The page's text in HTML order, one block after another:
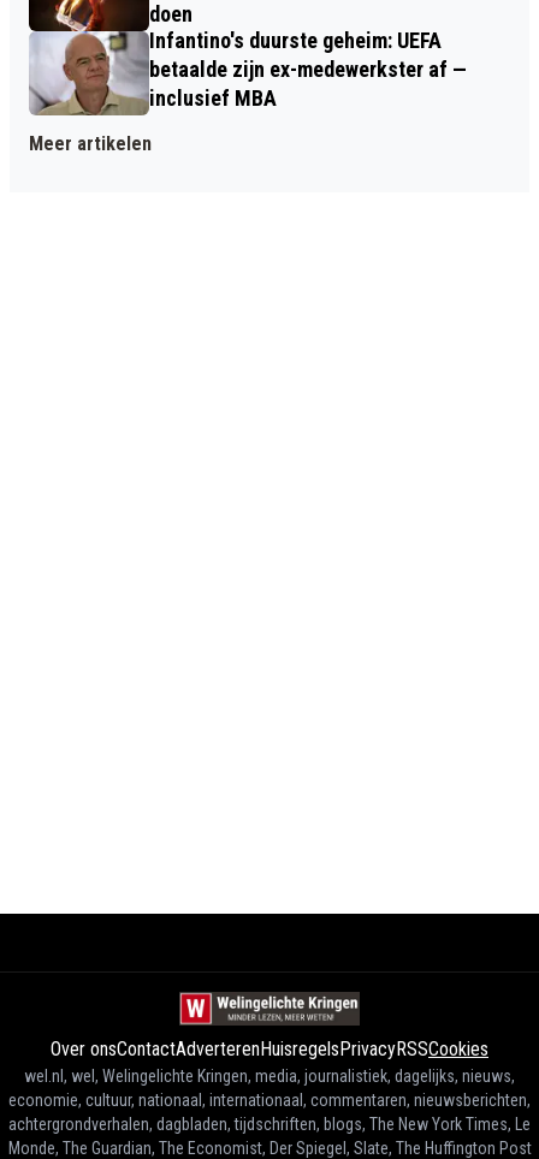
doen
Infantino's duurste geheim: UEFA
betaalde zijn ex-medewerkster af —
inclusief MBA
Meer artikelen
Over onsContactAdverterenHuisregels PrivacyRSSCookies
wel.nl, wel, Welingelichte Kringen, media, journalistiek, dagelijks, nieuws,
economie, cultuur, nationaal, internationaal, commentaren, nieuwsberichten,
achtergrondverhalen, dagbladen, tijdschriften, blogs, The New York Times, Le
Monde, The Guardian, The Economist, Der Spiegel, Slate, The Huffington Post